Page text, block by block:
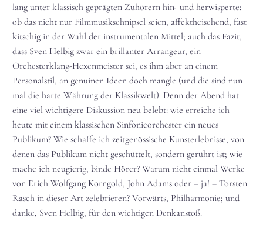
lang unter klassisch geprägten Zuhörern hin- und herwisperte:
ob das nicht nur Filmmusikschnipsel seien, affektheischend, fast
kitschig in der Wahl der instrumentalen Mittel; auch das Fazit,
dass Sven Helbig zwar ein brillanter Arrangeur, ein
Orchesterklang-Hexenmeister sei, es ihm aber an einem
Personalstil, an genuinen Ideen doch mangle (und die sind nun
mal die harte Währung der Klassikwelt). Denn der Abend hat
eine viel wichtigere Diskussion neu belebt: wie erreiche ich
heute mit einem klassischen Sinfonieorchester ein neues
Publikum? Wie schaffe ich zeitgenössische Kunsterlebnisse, von
denen das Publikum nicht geschüttelt, sondern gerührt ist; wie
mache ich neugierig, binde Hörer? Warum nicht einmal Werke
von Erich Wolfgang Korngold, John Adams oder – ja! – Torsten
Rasch in dieser Art zelebrieren? Vorwärts, Philharmonie; und
danke, Sven Helbig, für den wichtigen Denkanstoß.